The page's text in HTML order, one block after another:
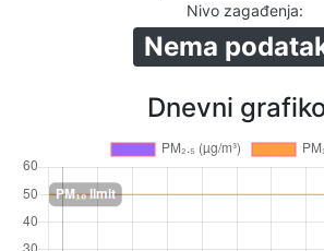
Nivo zagađenja:
Nema
Dnevni